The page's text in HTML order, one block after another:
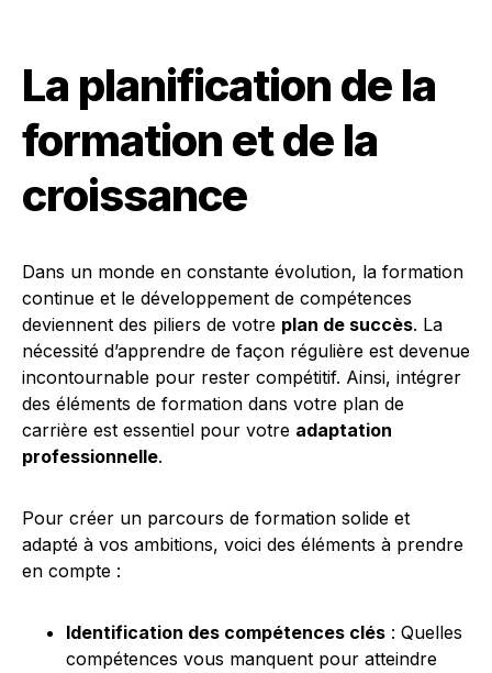
La planification de la
formation et de la
croissance
Dans un monde en constante évolution, la formation
continue et le développement de compétences
deviennent des piliers de votre plan de succès. La
nécessité d’apprendre de façon régulière est devenue
incontournable pour rester compétitif. Ainsi, intégrer
des éléments de formation dans votre plan de
carrière est essentiel pour votre adaptation
professionnelle.
Pour créer un parcours de formation solide et
adapté à vos ambitions, voici des éléments à prendre
en compte :
Identification des compétences clés : Quelles
compétences vous manquent pour atteindre